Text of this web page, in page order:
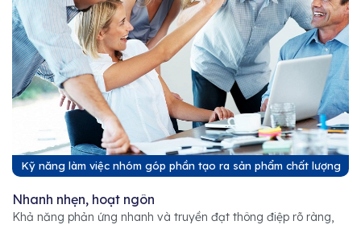
Kỹ năng làm việc nhóm góp phần tạo ra sản phẩm chất lượng
Nhanh nhẹn, hoạt ngôn
Khả năng phản ứng nhanh và truyền đạt thông điệp rõ ràng,